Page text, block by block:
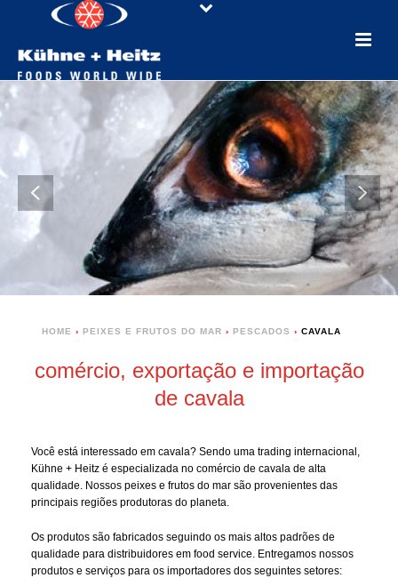
HOME › PEIXES E FRUTOS DO MAR › PESCADOS › CAVALA
comércio, exportação e importação
de cavala
Você está interessado em cavala? Sendo uma trading internacional,
Kühne + Heitz é especializada no comércio de cavala de alta
qualidade. Nossos peixes e frutos do mar são provenientes das
principais regiões produtoras do planeta.
Os produtos são fabricados seguindo os mais altos padrões de
qualidade para distribuidores em food service. Entregamos nossos
produtos e serviços para os importadores dos seguintes setores: